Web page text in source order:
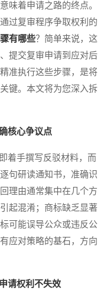
味着申请之路的终点。
过复审程序争取权利的
有哪些？简单来说，这
提交复审申请到应对后
准执行这些步骤，是将
键。本文将为您深入拆
核心争议点
手撰写反驳材料，而
句研读通知书，准确识
理由通常集中在几个方
起混淆；商标缺乏显著
可能误导公众或违反公
应对策略的基石，方向
请权利不失效